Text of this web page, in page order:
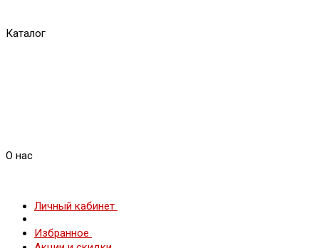
Каталог
О нас
Личный кабинет
Избранное